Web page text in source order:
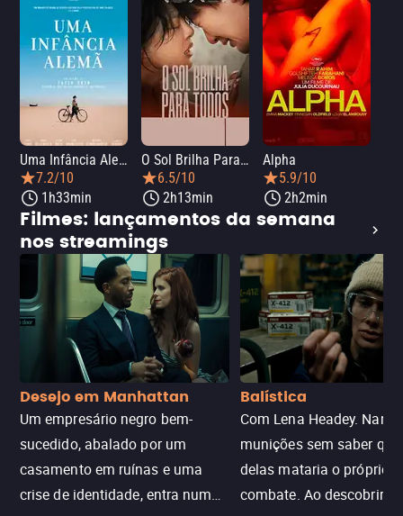
Uma Infância Alemã
7.2/10
1h33min
O Sol Brilha Para Todos
6.5/10
2h13min
Alpha
5.9/10
2h2min
Filmes: lançamentos da semana
nos streamings
Desejo em Manhattan
Um empresário negro bem-
sucedido, abalado por um
casamento em ruínas e uma
crise de identidade, entra num
Balística
Com Lena Headey.
munições sem saber
delas mataria o próprio
combate. Ao descobrir a